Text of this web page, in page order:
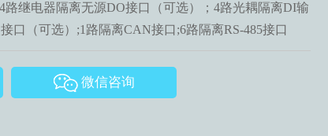
路继电器隔离无源DO接口（可选）；4路光耦隔离DI输
口（可选）;1路隔离CAN接口;6路隔离RS-485接口
微信咨询